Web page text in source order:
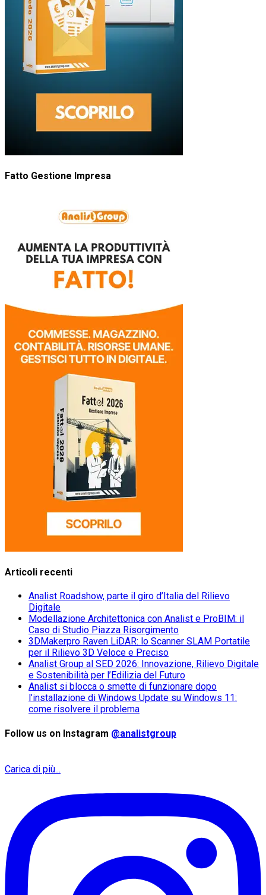
Fatto Gestione Impresa
Articoli recenti
Analist Roadshow, parte il giro d’Italia del Rilievo
Digitale
Modellazione Architettonica con Analist e ProBIM: il
Caso di Studio Piazza Risorgimento
3DMakerpro Raven LiDAR: lo Scanner SLAM Portatile
per il Rilievo 3D Veloce e Preciso
Analist Group al SED 2026: Innovazione, Rilievo Digitale
e Sostenibilità per l’Edilizia del Futuro
Analist si blocca o smette di funzionare dopo
l’installazione di Windows Update su Windows 11:
come risolvere il problema
Follow us on Instagram @analistgroup
Carica di più...